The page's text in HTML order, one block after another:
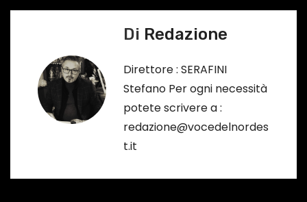
i
n
Di Redazione
Direttore : SERAFINI
Stefano Per ogni necessità
potete scrivere a :
redazione@vocedelnordes
t.it